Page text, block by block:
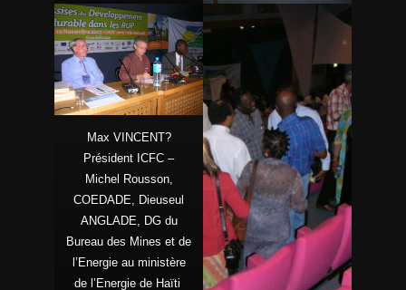
Max VINCENT?
Président ICFC –
Michel Rousson,
COEDADE, Dieuseul
ANGLADE, DG du
Bureau des Mines et de
l’Energie au ministère
de l’Energie de Haïti